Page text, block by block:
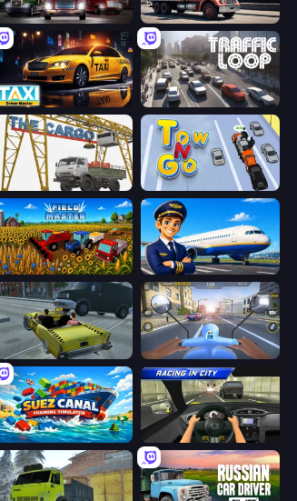
Big Euro Truck Driving Cargo Truck Parking
Taxi Driver: Master Traffic Loop
The Cargo Tow N Go
Field Master Idle Airport Tycoon
Freak Taxi Simulator Moto Racing Club
Suez Canal Training Simulator Racing in City